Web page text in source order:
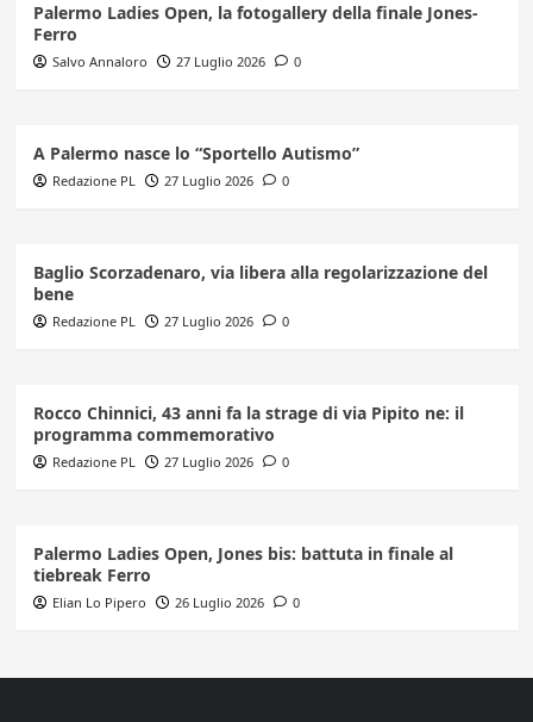
Palermo Ladies Open, la fotogallery della finale Jones-
Ferro
Salvo Annaloro 27 Luglio 2026 0
A Palermo nasce lo “Sportello Autismo”
Redazione PL 27 Luglio 2026 0
Baglio Scorzadenaro, via libera alla regolarizzazione del
bene
Redazione PL 27 Luglio 2026 0
Rocco Chinnici, 43 anni fa la strage di via Pipito ne: il
programma commemorativo
Redazione PL 27 Luglio 2026 0
Palermo Ladies Open, Jones bis: battuta in finale al
tiebreak Ferro
Elian Lo Pipero 26 Luglio 2026 0